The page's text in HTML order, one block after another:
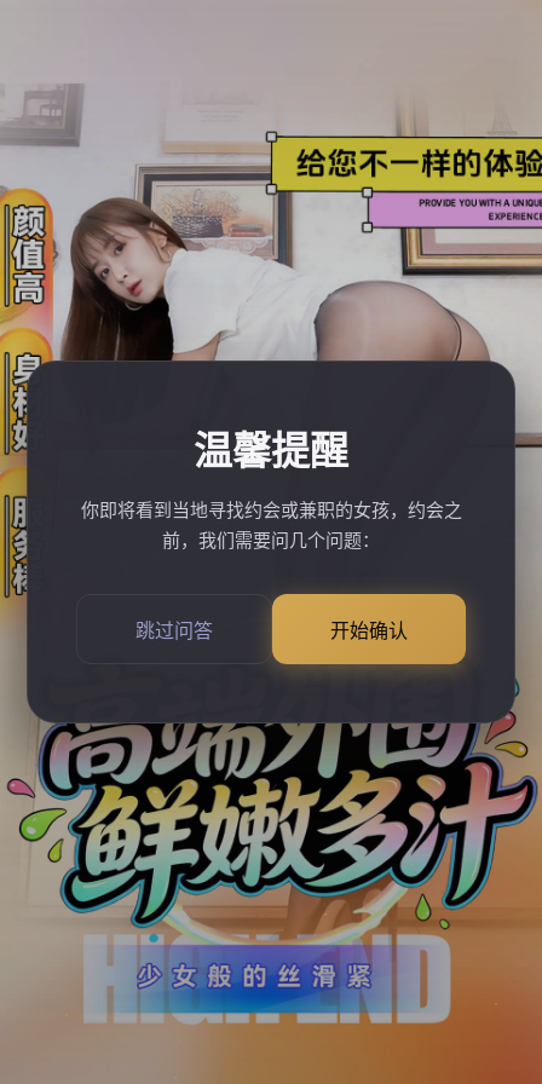
温馨提醒
你即将看到当地寻找约会或兼职的女孩，约会之
前，我们需要问几个问题：
跳过问答 开始确认